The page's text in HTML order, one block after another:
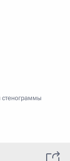
стенограммы